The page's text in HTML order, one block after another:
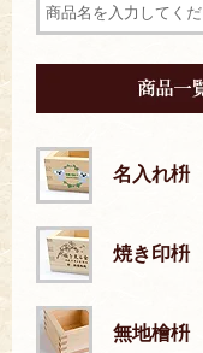
名入れ枡
焼き印枡
無地檜枡